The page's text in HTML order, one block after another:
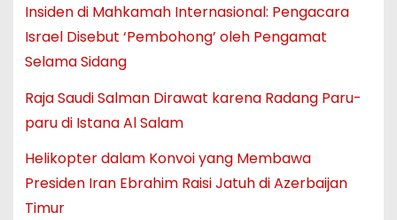
Insiden di Mahkamah Internasional: Pengacara
Israel Disebut ‘Pembohong’ oleh Pengamat
Selama Sidang
Raja Saudi Salman Dirawat karena Radang Paru-
paru di Istana Al Salam
Helikopter dalam Konvoi yang Membawa
Presiden Iran Ebrahim Raisi Jatuh di Azerbaijan
Timur